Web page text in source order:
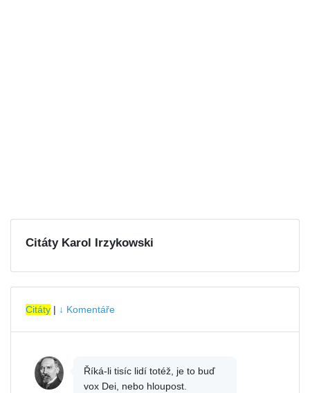
Citáty Karol Irzykowski
Citáty | ↓ Komentáře
Říká-li tisíc lidí totéž, je to buď
vox Dei, nebo hloupost.